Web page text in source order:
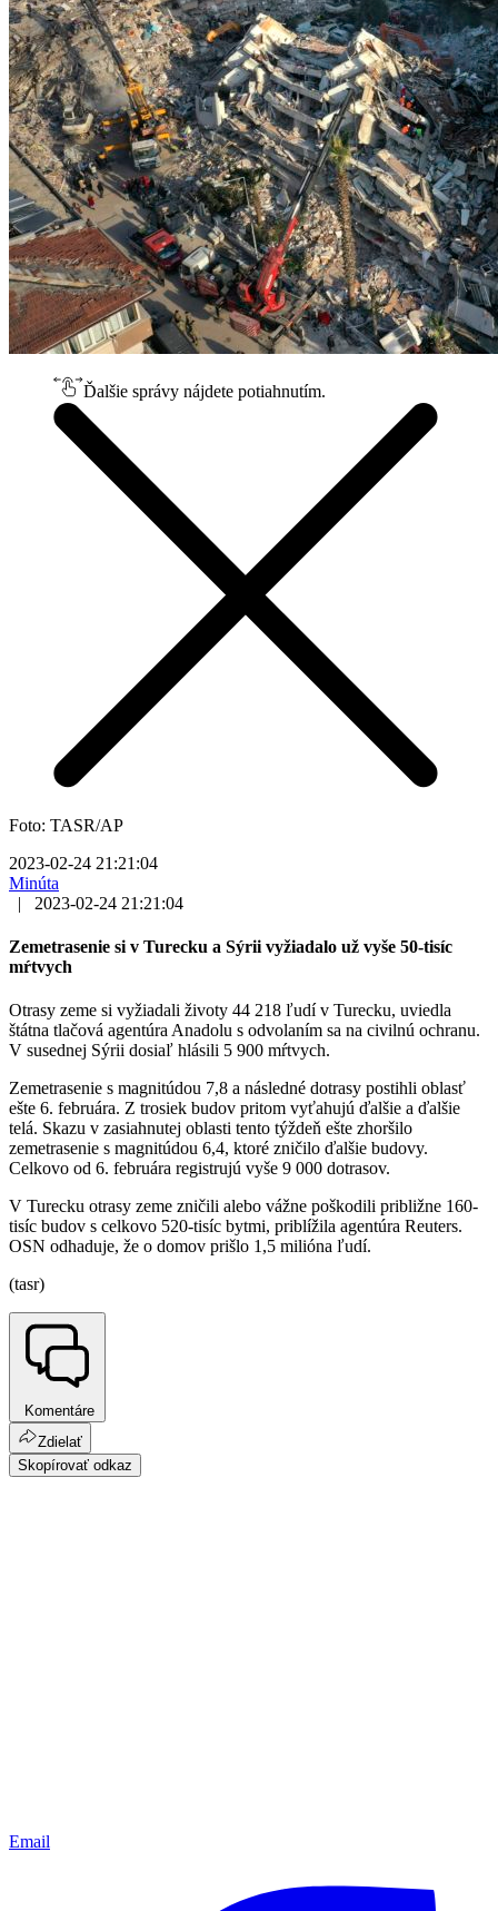
Ďalšie správy nájdete potiahnutím.
Foto: TASR/AP
2023-02-24 21:21:04
Minúta
|
2023-02-24 21:21:04
Zemetrasenie si v Turecku a Sýrii vyžiadalo už vyše 50-tisíc
mŕtvych
Otrasy zeme si vyžiadali životy 44 218 ľudí v Turecku, uviedla
štátna tlačová agentúra Anadolu s odvolaním sa na civilnú ochranu.
V susednej Sýrii dosiaľ hlásili 5 900 mŕtvych.
Zemetrasenie s magnitúdou 7,8 a následné dotrasy postihli oblasť
ešte 6. februára. Z trosiek budov pritom vyťahujú ďalšie a ďalšie
telá. Skazu v zasiahnutej oblasti tento týždeň ešte zhoršilo
zemetrasenie s magnitúdou 6,4, ktoré zničilo ďalšie budovy.
Celkovo od 6. februára registrujú vyše 9 000 dotrasov.
V Turecku otrasy zeme zničili alebo vážne poškodili približne 160-
tisíc budov s celkovo 520-tisíc bytmi, priblížila agentúra Reuters.
OSN odhaduje, že o domov prišlo 1,5 milióna ľudí.
(tasr)
Komentáre
Zdielať
Skopírovať odkaz
Email